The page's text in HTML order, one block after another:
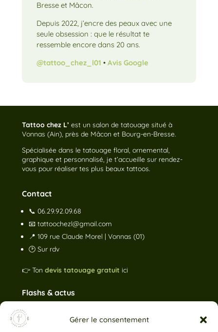
Gérer le consentement
Bresse et Mâcon.
Depuis 2022, j’encre des peaux avec une
seule obsession : que le résultat te
ressemble encore dans 20 ans.
@tattoo_chez_l01 • Avis Google
Tattoo chez L’ est un salon de tatouage situé à
Vonnas (Ain), près de Mâcon et Bourg-en-Bresse.
Spécialisée dans le tatouage floral, ornemental,
graphique et personnalisé, je t’accueille sur rendez-
vous pour réaliser tes plus beaux tattoos.
Contact
📞 06.29.92.09.68
📧 tattoochezl@gmail.com
📍 109 rue Claude Morel | Vonnas (01)
🕑 Sur rdv
👉 Ton devis tatouage gratuit ici
Flashs & actus